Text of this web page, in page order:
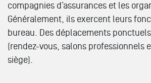
compagnies d’assurances et les
Généralement, ils exercent leurs
bureau. Des déplacements
(rendez-vous, salons professionnels
siège).